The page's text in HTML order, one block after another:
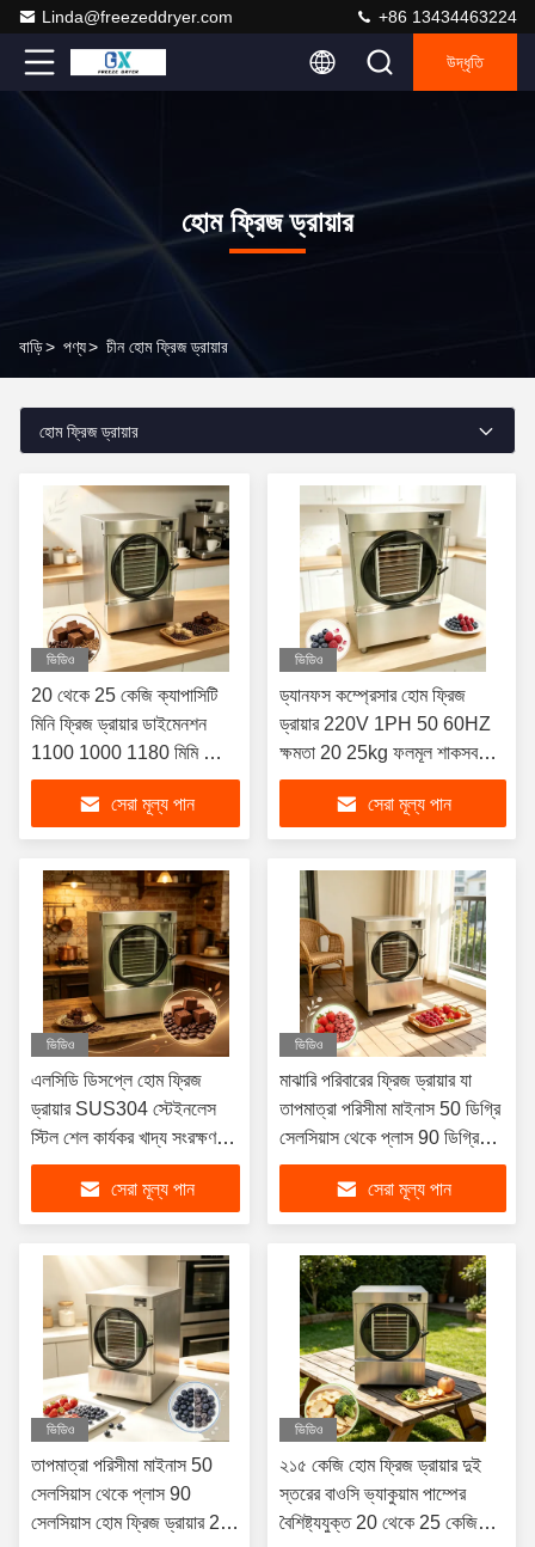
Linda@freezeddryer.com +86 13434463224
উদ্ধৃতি
হোম ফ্রিজ ড্রায়ার
বাড়ি> পণ্য> চীন হোম ফ্রিজ ড্রায়ার
হোম ফ্রিজ ড্রায়ার
ভিডিও
20 থেকে 25 কেজি ক্যাপাসিটি
মিনি ফ্রিজ ড্রায়ার ডাইমেনশন
1100 1000 1180 মিমি ফ্রিজ
শুকানোর জন্য উপযুক্ত সূক্ষ্ম জৈবিক
সেরা মূল্য পান
ভিডিও
ড্যানফস কম্প্রেসার হোম ফ্রিজ
ড্রায়ার 220V 1PH 50 60HZ
ক্ষমতা 20 25kg ফলমূল শাকসবজি
এবং মাংস পণ্যের জন্য উপযুক্ত
সেরা মূল্য পান
ভিডিও
এলসিডি ডিসপ্লে হোম ফ্রিজ
ড্রায়ার SUS304 স্টেইনলেস
স্টিল শেল কার্যকর খাদ্য সংরক্ষণ
এবং বর্ধিত বালুচর জীবন প্রদান করে
সেরা মূল্য পান
ভিডিও
মাঝারি পরিবারের ফ্রিজ ড্রায়ার যা
তাপমাত্রা পরিসীমা মাইনাস 50 ডিগ্রি
সেলসিয়াস থেকে প্লাস 90 ডিগ্রি
সেলসিয়াস আর্দ্রতা অপসারণের জন্য
ডিজাইন করা হয়েছেসেরা মূল্য পান
ভিডিও
তাপমাত্রা পরিসীমা মাইনাস 50
সেলসিয়াস থেকে প্লাস 90
সেলসিয়াস হোম ফ্রিজ ড্রায়ার 24
ভিডিও
২১৫ কেজি হোম ফ্রিজ ড্রায়ার দুই
স্তরের বাওসি ভ্যাকুয়াম পাম্পের
বৈশিষ্ট্যযুক্ত 20 থেকে 25 কেজি